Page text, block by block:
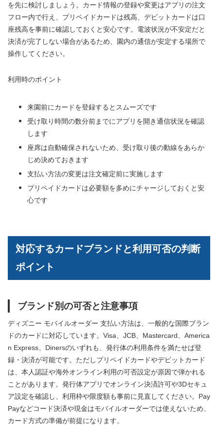
を先に検討しましょう。カード情報の登録や変更はアプリの注文
フロー内で行え、プリペイドカードは残高、デビットカードは口
座残高を事前に確認しておくと安心です。電波状況が不安定だと
決済が完了しない場合があるため、園内の通信が安定する場所で
操作してください。
利用時のポイント
来園前にカードを登録するとスムーズです
受け取り時間の数分前までにアプリを開き通信状況を確認
します
座席は自動確保されないため、受け取り後の動線をあらか
じめ決めておきます
支払い方法の変更は注文確定前に実施します
プリペイドカードは必要額を多めにチャージしておくと安
心です
対応するカードブランドと利用可否の判断
ポイント
ブランド別の可否と注意事項
ディズニー モバイルオーダー 支払い方法は、一般的な国際ブラン
ドのカードに対応しています。Visa、JCB、Mastercard、America
n Express、Dinersのいずれも、発行体の利用条件を満たせば登
録・決済が可能です。ただしプリペイドカードやデビットカード
は、本人認証や海外オンライン利用の可否設定が原因で弾かれる
ことがあります。発行体アプリでオンライン決済許可や3Dセキュ
ア設定を確認し、利用枠や限度額も事前に見直してください。Pay
Payなどコード決済や現金はモバイルオーダーでは使えないため、
カード方式の準備が前提になります。